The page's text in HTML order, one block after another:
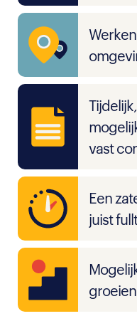
vast
Een
juist